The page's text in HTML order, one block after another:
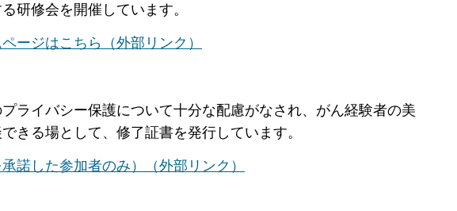
研修会を開催しています。
ージはこちら（外部リンク）
ライバシー保護について十分な配慮がなされ、がん経験者の美
きる場として、修了証書を発行しています。
諾した参加者のみ）（外部リンク）